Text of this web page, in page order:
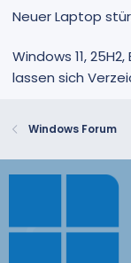
Neuer Laptop
Windows 11,
lassen sich
Windows Forum